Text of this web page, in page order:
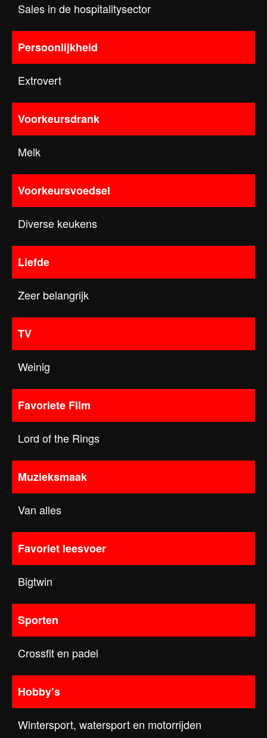
Sales in de hospitalitysector
Persoonlijkheid
Extrovert
Voorkeursdrank
Melk
Voorkeursvoedsel
Diverse keukens
Liefde
Zeer belangrijk
TV
Weinig
Favoriete Film
Lord of the Rings
Muzieksmaak
Van alles
Favoriet leesvoer
Bigtwin
Sporten
Crossfit en padel
Hobby’s
Wintersport, watersport en motorrijden